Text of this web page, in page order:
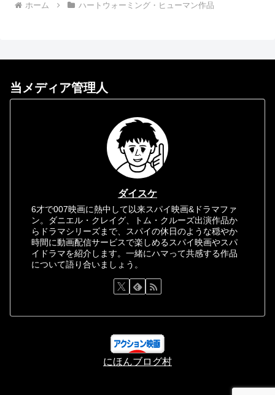
ホーム ハートウォーミング・ヒューマン作品
当メディア管理人
ダイスケ
6才で007映画に熱中して以来スパイ映画&ドラマファ
ン。ダニエル・クレイグ、トム・クルーズ出演作品か
らドラマシリーズまで、スパイの休日のような穏やか
時間に動画配信サービスで楽しめるスパイ映画やスパ
イドラマを紹介します。一緒にハマって共感する作品
について語り合いましょう。
にほんブログ村